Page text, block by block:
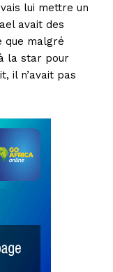
lui mettre un
avait des
que malgré
la star pour
il n’avait pas